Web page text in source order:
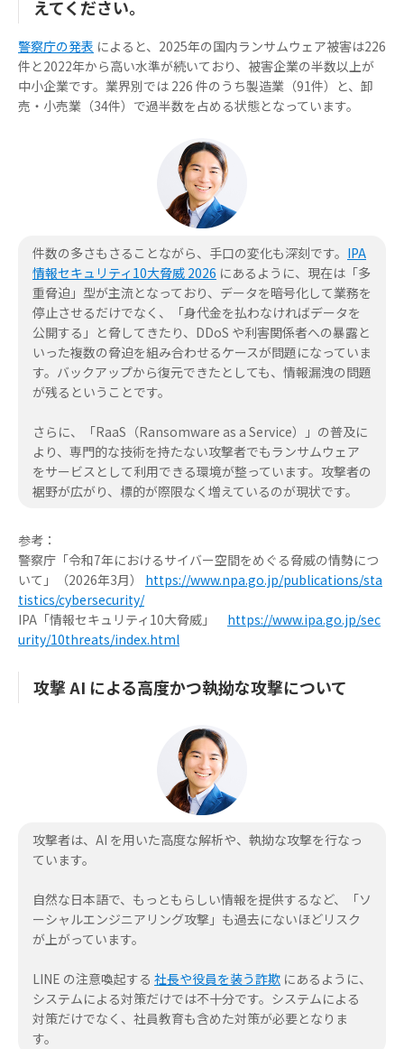
えてください。
警察庁の発表 によると、2025年の国内ランサムウェア被害は226
件と2022年から高い水準が続いており、被害企業の半数以上が
中小企業です。業界別では 226 件のうち製造業（91件）と、卸
売・小売業（34件）で過半数を占める状態となっています。
件数の多さもさることながら、手口の変化も深刻です。 IPA
情報セキュリティ10大脅威 2026 にあるように、現在は「多
重脅迫」型が主流となっており、データを暗号化して業務を
停止させるだけでなく、「身代金を払わなければデータを
公開する」と脅してきたり、DDoS や利害関係者への暴露と
いった複数の脅迫を組み合わせるケースが問題になっていま
す。バックアップから復元できたとしても、情報漏洩の問題
が残るということです。
さらに、「RaaS（Ransomware as a Service）」の普及に
より、専門的な技術を持たない攻撃者でもランサムウェア
をサービスとして利用できる環境が整っています。攻撃者の
裾野が広がり、標的が際限なく増えているのが現状です。
参考：
警察庁「令和7年におけるサイバー空間をめぐる脅威の情勢につ
いて」（2026年3月） https://www.npa.go.jp/publications/sta
tistics/cybersecurity/
IPA「情報セキュリティ10大脅威」 https://www.ipa.go.jp/sec
urity/10threats/index.html
攻撃 AI による高度かつ執拗な攻撃について
攻撃者は、AI を用いた高度な解析や、執拗な攻撃を行なっ
ています。
自然な日本語で、もっともらしい情報を提供するなど、「ソ
ーシャルエンジニアリング攻撃」も過去にないほどリスク
が上がっています。
LINE の注意喚起する 社長や役員を装う詐欺 にあるように、
システムによる対策だけでは不十分です。システムによる
対策だけでなく、社員教育も含めた対策が必要となりま
す。